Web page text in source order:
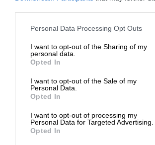
Please note that this website/app uses one
not limited to your visit or usage behaviour.
grant or deny consent to Google and its
use your data for below specified purposes
consent section.
Personal Data Processing Opt Outs
I want to opt-out of the Sharing of my
personal data.
Opted In
I want to opt-out of the Sale of my
Personal Data.
Opted In
I want to opt-out of processing my
Personal Data for Targeted Advertising.
Opted In
potrebné absolvovať špeciálne
naň pokrýva tiež Britská antarktická
ČO VÁS V ANTARKTÍDE